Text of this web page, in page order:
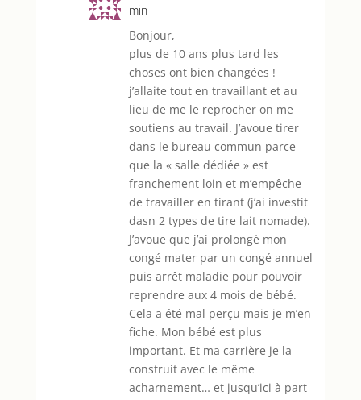
min
Bonjour,
plus de 10 ans plus tard les
choses ont bien changées !
j’allaite tout en travaillant et au
lieu de me le reprocher on me
soutiens au travail. J’avoue tirer
dans le bureau commun parce
que la « salle dédiée » est
franchement loin et m’empêche
de travailler en tirant (j’ai investit
dasn 2 types de tire lait nomade).
J’avoue que j’ai prolongé mon
congé mater par un congé annuel
puis arrêt maladie pour pouvoir
reprendre aux 4 mois de bébé.
Cela a été mal perçu mais je m’en
fiche. Mon bébé est plus
important. Et ma carrière je la
construit avec le même
acharnement… et jusqu’ici à part